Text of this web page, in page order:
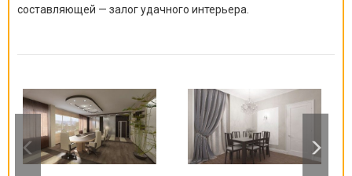
составляющей — залог удачного интерьера.